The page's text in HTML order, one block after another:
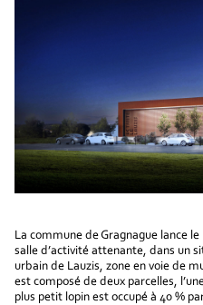
La commune de Gragnague lance
salle d’activité attenante, dans un
urbain de Lauzis, zone en voie de
est composé de deux parcelles,
plus petit lopin est occupé à 40 %